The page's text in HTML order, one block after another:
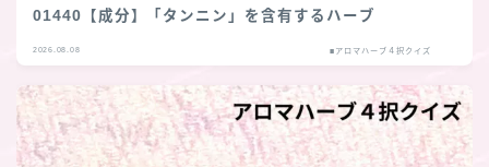
01440【成分】「タンニン」を含有するハーブ
2026.08.08 ■アロマハーブ４択クイズ